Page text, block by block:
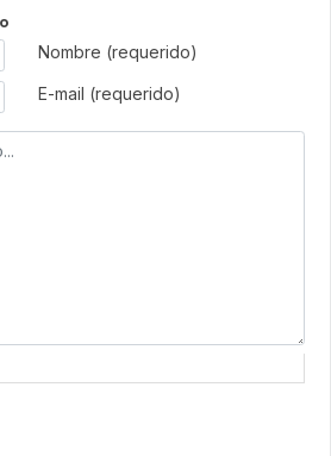
Nombre (requerido)
E-mail (requerido)